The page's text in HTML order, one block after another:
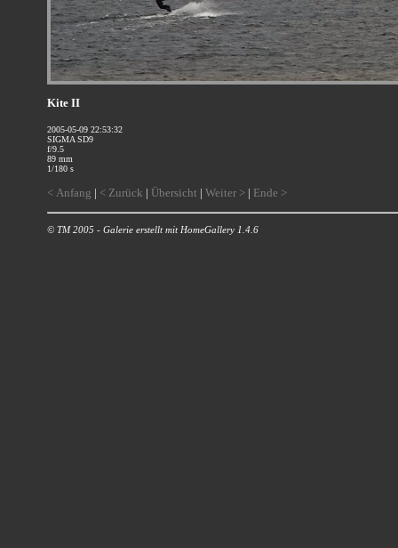
Kite II
2005-05-09 22:53:32
SIGMA SD9
f/9.5
89 mm
1/180 s
< Anfang | < Zurück | Übersicht |Weiter > | Ende >
© TM 2005 - Galerie erstellt mit HomeGallery 1.4.6